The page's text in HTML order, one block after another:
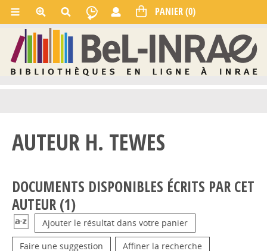
AUTEUR H. TEWES
DOCUMENTS DISPONIBLES ÉCRITS PAR CET
AUTEUR (1)
Ajouter le résultat dans votre panier
Faire une suggestion Affiner la recherche